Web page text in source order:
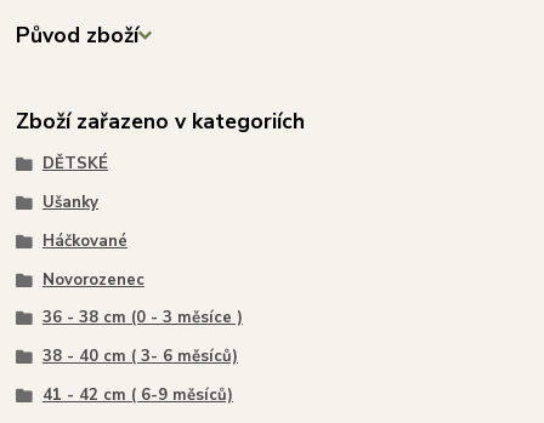
Původ zboží
Zboží zařazeno v kategoriích
DĚTSKÉ
Ušanky
Háčkované
Novorozenec
36 - 38 cm (0 - 3 měsíce )
38 - 40 cm ( 3- 6 měsíců)
41 - 42 cm ( 6-9 měsíců)